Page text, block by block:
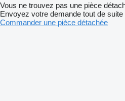
Vous ne trouvez pas une pièce
Envoyez votre demande tout de suite
Commander une pièce détachée